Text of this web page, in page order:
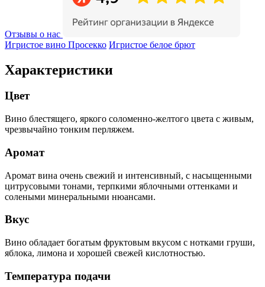
Отзывы о нас
Игристое вино Просекко Игристое белое брют
Характеристики
Цвет
Вино блестящего, яркого соломенно-желтого цвета с живым,
чрезвычайно тонким перляжем.
Аромат
Аромат вина очень свежий и интенсивный, с насыщенными
цитрусовыми тонами, терпкими яблочными оттенками и
солеными минеральными нюансами.
Вкус
Вино обладает богатым фруктовым вкусом с нотками груши,
яблока, лимона и хорошей свежей кислотностью.
Температура подачи